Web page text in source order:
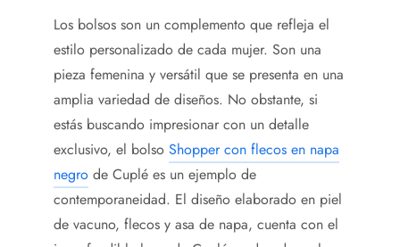
Los bolsos son un complemento que refleja el
estilo personalizado de cada mujer. Son una
pieza femenina y versátil que se presenta en una
amplia variedad de diseños. No obstante, si
estás buscando impresionar con un detalle
exclusivo, el bolso Shopper con flecos en napa
negro de Cuplé es un ejemplo de
contemporaneidad. El diseño elaborado en piel
de vacuno, flecos y asa de napa, cuenta con el